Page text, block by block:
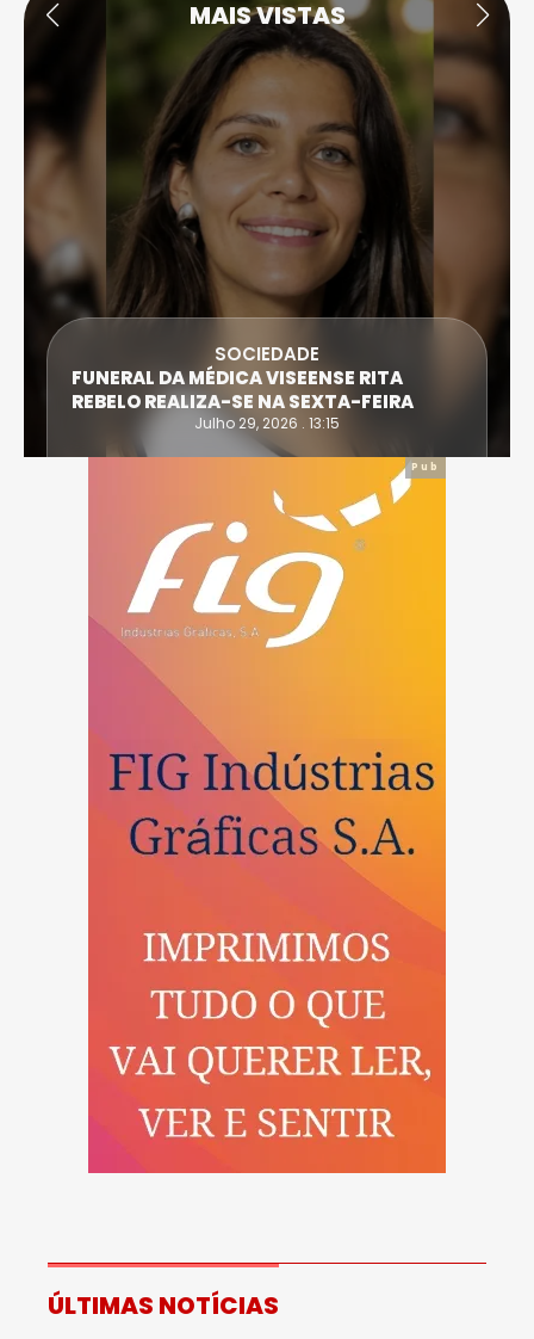
MAIS VISTAS
VISEENSE RITA
NA SEXTA-FEIRA
ATLETA DE CASTRO
EXTREMA DO
IRONWOMAN
Pub
ÚLTIMAS NOTÍCIAS